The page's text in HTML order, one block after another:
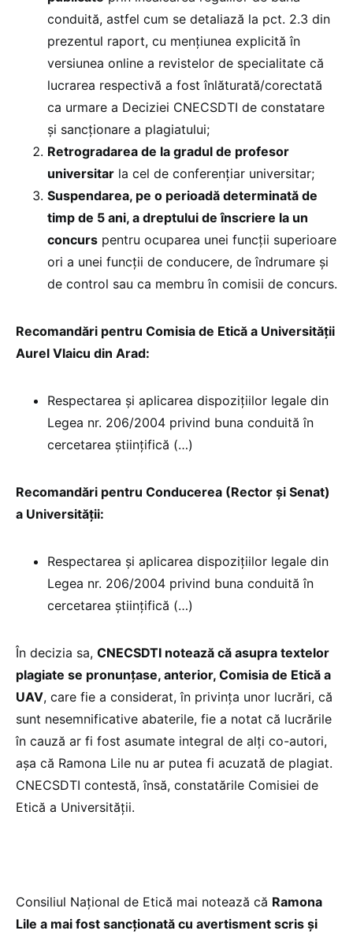
conduită, astfel cum se detaliază la pct. 2.3 din
prezentul raport, cu mențiunea explicită în
versiunea online a revistelor de specialitate că
lucrarea respectivă a fost înlăturată/corectată
ca urmare a Deciziei CNECSDTI de constatare
și sancționare a plagiatului;
Retrogradarea de la gradul de profesor
universitar la cel de conferențiar universitar;
Suspendarea, pe o perioadă determinată de
timp de 5 ani, a dreptului de înscriere la un
concurs pentru ocuparea unei funcții superioare
ori a unei funcții de conducere, de îndrumare și
de control sau ca membru în comisii de concurs.
Recomandări pentru Comisia de Etică a Universității
Aurel Vlaicu din Arad:
Respectarea și aplicarea dispozițiilor legale din
Legea nr. 206/2004 privind buna conduită în
cercetarea științifică (…)
Recomandări pentru Conducerea (Rector și Senat)
a Universității:
Respectarea și aplicarea dispozițiilor legale din
Legea nr. 206/2004 privind buna conduită în
cercetarea științifică (…)
În decizia sa, CNECSDTI notează că asupra textelor
plagiate se pronunțase, anterior, Comisia de Etică a
UAV, care fie a considerat, în privința unor lucrări, că
sunt nesemnificative abaterile, fie a notat că lucrările
în cauză ar fi fost asumate integral de alți co-autori,
așa că Ramona Lile nu ar putea fi acuzată de plagiat.
CNECSDTI contestă, însă, constatările Comisiei de
Etică a Universității.
Consiliul Național de Etică mai notează că Ramona
Lile a mai fost sancționată cu avertisment scris și